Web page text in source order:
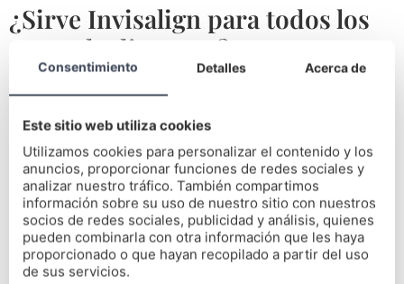
¿Sirve Invisalign para todos los
casos de diastema?
entre otros dos dientes. De entrada, todos los casos de
diastema se pueden tratar con Invisalign. Pero si quieres
salir de dudas al 100%, no dudes en visitar nuestra clínica
dental en A Coruña.
Los alineadores transparentes Invisalign son una buena
opción para las personas que desean cerrar huecos no
deseados en los dientes,
Consentimiento Detalles Acerca de
Este sitio web utiliza cookies
Utilizamos cookies para personalizar el contenido y los
anuncios, proporcionar funciones de redes sociales y
analizar nuestro tráfico. También compartimos
información sobre su uso de nuestro sitio con nuestros
socios de redes sociales, publicidad y análisis, quienes
pueden combinarla con otra información que les haya
proporcionado o que hayan recopilado a partir del uso
de sus servicios.